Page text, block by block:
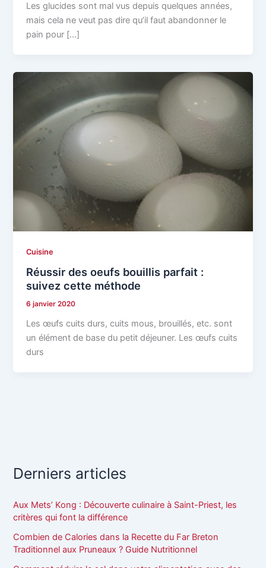
Les glucides sont mal vus depuis quelques années,
mais cela ne veut pas dire qu’il faut abandonner le
pain pour […]
Cuisine
Réussir des oeufs bouillis parfait :
suivez cette méthode
6 janvier 2020
Les œufs cuits durs, cuits mous, brouillés, etc. sont
un élément de base du petit déjeuner. Les œufs cuits
durs
Derniers articles
Aux Mets’ Kong : Découverte culinaire à Saint-Priest, les
critères qui font la différence
Combien de Calories dans la Recette du Far Breton
Traditionnel aux Pruneaux ? Guide Nutritionnel